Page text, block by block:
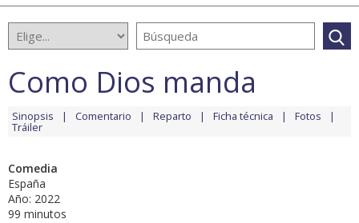
Como Dios manda
Sinopsis Comentario Reparto Ficha técnica Fotos
Tráiler
Comedia
España
Año: 2022
99 minutos